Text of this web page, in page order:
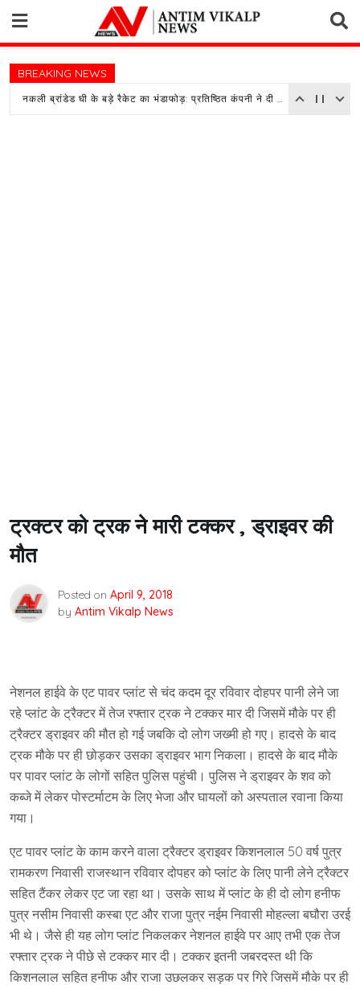
content
BREAKING NEWS
नकली ब्रांडेड घी के बड़े रैकेट का भंडाफोड़: प्रतिष्ठित कंपनी ने दी तहरीर, पुलिस जांच में जुटी
ट्रक्टर को ट्रक ने मारी टक्कर , ड्राइवर की
मौत
Posted on April 9, 2018
by Antim Vikalp News
नेशनल हाईवे के एट पावर प्लांट से चंद कदम दूर रविवार दोहपर पानी लेने जा
रहे प्लांट के ट्रैक्टर में तेज रफ्तार ट्रक ने टक्कर मार दी जिसमें मौके पर ही
ट्रैक्टर ड्राइवर की मौत हो गई जबकि दो लोग जख्मी हो गए। हादसे के बाद
ट्रक मौके पर ही छोड़कर उसका ड्राइवर भाग निकला। हादसे के बाद मौके
पर पावर प्लांट के लोगों सहित पुलिस पहुंची। पुलिस ने ड्राइवर के शव को
कब्जे में लेकर पोस्टर्माटम के लिए भेजा और घायलों को अस्पताल रवाना किया
गया।
एट पावर प्लांट के काम करने वाला ट्रैक्टर ड्राइवर किशनलाल 50 वर्ष पुत्र
रामकरण निवासी राजस्थान रविवार दोपहर को प्लांट के लिए पानी लेने ट्रैक्टर
सहित टैंकर लेकर एट जा रहा था। उसके साथ में प्लांट के ही दो लोग हनीफ
पुत्र नसीम निवासी कस्बा एट और राजा पुत्र नईम निवासी मोहल्ला बघौरा उरई
भी थे। जैसे ही यह लोग प्लांट निकलकर नेशनल हाईवे पर आए तभी एक तेज
रफ्तार ट्रक ने पीछे से टक्कर मार दी। टक्कर इतनी जबरदस्त थी कि
किशनलाल सहित हनीफ और राजा उछलकर सड़क पर गिरे जिसमें मौके पर ही